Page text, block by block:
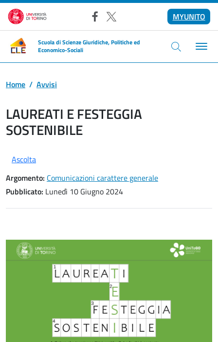
Salta al contenuto principale
Facebook
X
MYUNITO
Scuola di Scienze Giuridiche, Politiche ed
Economico-Sociali
Home Avvisi
LAUREATI E FESTEGGIA
SOSTENIBILE
Ascolta
Argomento: Comunicazioni carattere generale
Pubblicato: Lunedì 10 Giugno 2024